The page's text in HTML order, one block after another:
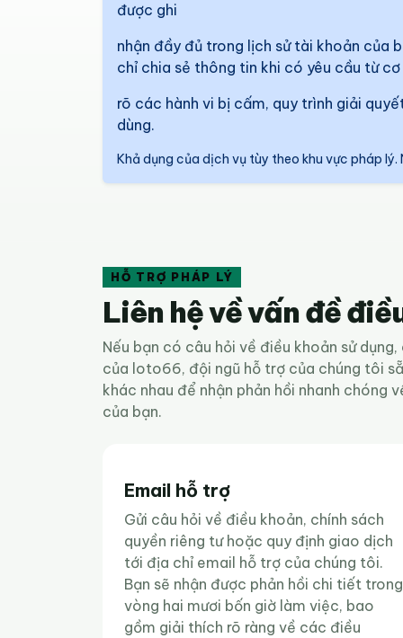
được ghi
nhận đầy đủ trong lịch sử tài khoản của
chỉ chia sẻ thông tin khi có yêu cầu từ
rõ các hành vi bị cấm, quy trình giải
dùng.
Khả dụng của dịch vụ tùy theo khu vực pháp
HỖ TRỢ PHÁP LÝ
Liên hệ về vấn đề
Nếu bạn có câu hỏi về điều khoản sử
của loto66, đội ngũ hỗ trợ của chúng tôi
khác nhau để nhận phản hồi nhanh chóng
của bạn.
Email hỗ trợ
Gửi câu hỏi về điều khoản, chính sách
quyền riêng tư hoặc quy định giao dịch
tới địa chỉ email hỗ trợ của chúng tôi.
Bạn sẽ nhận được phản hồi chi tiết trong
vòng hai mươi bốn giờ làm việc, bao
gồm giải thích rõ ràng về các điều